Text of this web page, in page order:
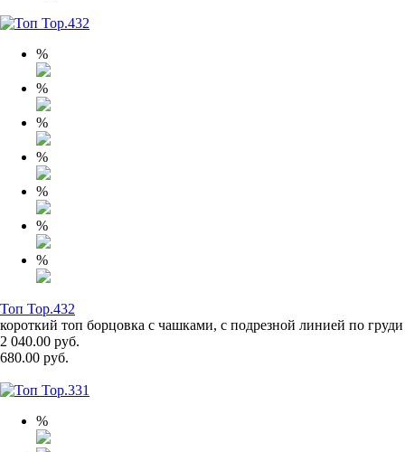
%
%
%
%
%
%
%
Топ Top.432
короткий топ борцовка с чашками, с подрезной линией по груди
2 040.00 руб.
680.00 руб.
%